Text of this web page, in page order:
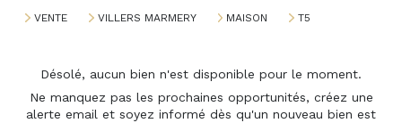
VENTE
VILLERS MARMERY MAISON T5
Désolé, aucun bien n'est disponible pour le moment.
Ne manquez pas les prochaines opportunités, créez une
alerte email et soyez informé dès qu'un nouveau bien est